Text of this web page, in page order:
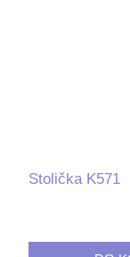
Stolička K571